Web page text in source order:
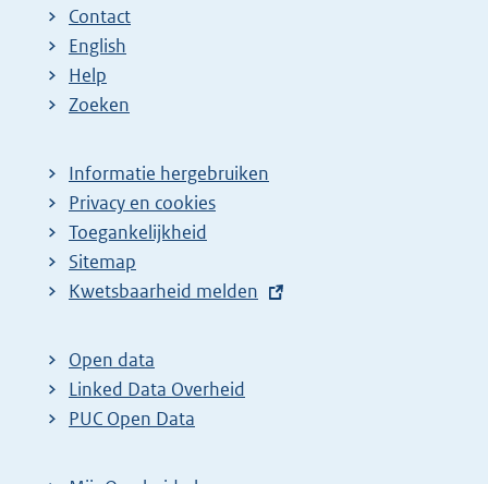
Contact
English
Help
Zoeken
Informatie hergebruiken
Privacy en cookies
Toegankelijkheid
Sitemap
E
t
e
r
Kwetsbaarheid melden
Open data
Linked Data Overheid
PUC Open Data